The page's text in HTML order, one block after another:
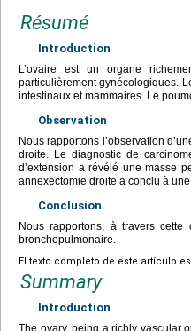
Résumé
Introduction
L’ovaire est un organe
particulièrement gynécologiques.
intestinaux et mammaires. Le
Observation
Nous rapportons l’observation
droite. Le diagnostic de
d’extension a révélé une masse
annexectomie droite a conclu à
Conclusion
Nous rapportons, à travers cette
bronchopulmonaire.
El texto completo de este artículo
Summary
Introduction
The ovary, being a richly vascular